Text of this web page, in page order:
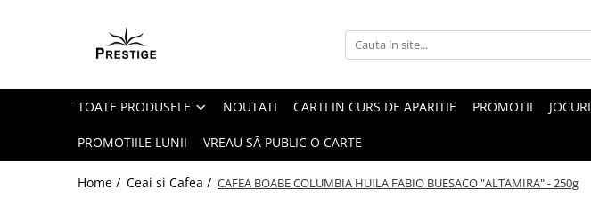
Toate Produsele
Pachete Speciale Carti
Spiritualitate - Ezoterism
AngelConnection
TOATE PRODUSELE NOUTATI CARTI IN CURS DE APARITIE PROMOTII JOCURI
PROMOTIILE LUNII VREAU SĂ PUBLIC O CARTE
Home / Ceai si Cafea / CAFEA BOABE COLUMBIA HUILA FABIO BUESACO "ALTAMIRA" - 250g